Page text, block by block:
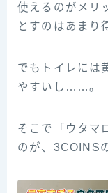
使えるのがメリ
とすのはあまり
でもトイレには
やすいし……。
そこで「ウタマ
のが、3COINS